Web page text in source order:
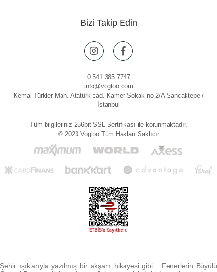
Bizi Takip Edin
0 541 385 7747
info@vogloo.com
Kemal Türkler Mah. Atatürk cad. Kamer Sokak no 2/A Sancaktepe /
İstanbul
Tüm bilgileriniz 256bit SSL Sertifikası ile korunmaktadır.
© 2023 Vogloo Tüm Hakları Saklıdır
Şehir ışıklarıyla yazılmış bir akşam hikayesi gibi... Fenerlerin Büyülü